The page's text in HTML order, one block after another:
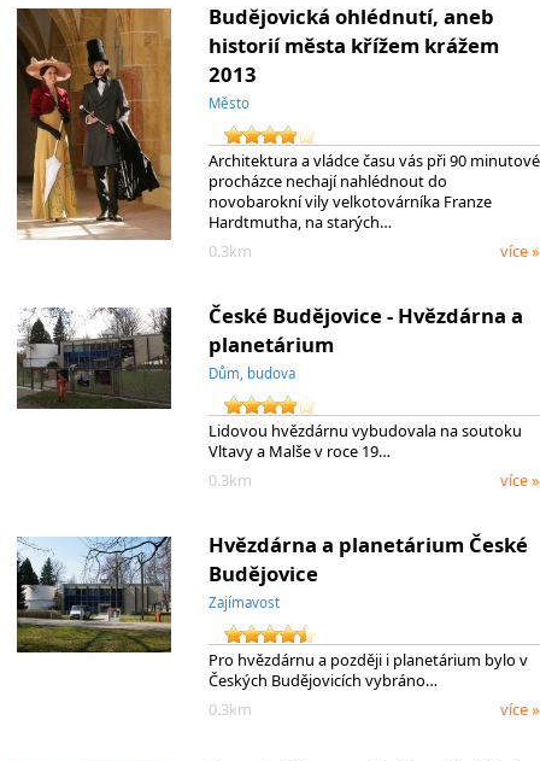
Budějovická ohlédnutí, aneb
historií města křížem krážem
2013
Město
Architektura a vládce času vás při 90 minutové
procházce nechají nahlédnout do
novobarokní vily velkotovárníka Franze
Hardtmutha, na starých…
0.3km
více »
České Budějovice - Hvězdárna a
planetárium
Dům, budova
Lidovou hvězdárnu vybudovala na soutoku
Vltavy a Malše v roce 19…
0.3km
více »
Hvězdárna a planetárium České
Budějovice
Zajímavost
Pro hvězdárnu a později i planetárium bylo v
Českých Budějovicích vybráno…
0.3km
více »